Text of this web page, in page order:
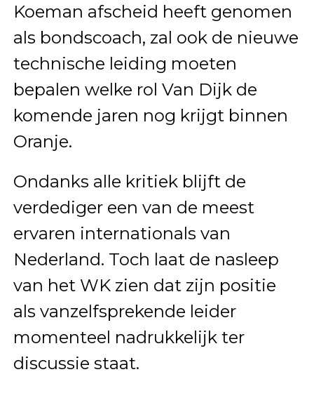
Koeman afscheid heeft genomen
als bondscoach, zal ook de nieuwe
technische leiding moeten
bepalen welke rol Van Dijk de
komende jaren nog krijgt binnen
Oranje.
Ondanks alle kritiek blijft de
verdediger een van de meest
ervaren internationals van
Nederland. Toch laat de nasleep
van het WK zien dat zijn positie
als vanzelfsprekende leider
momenteel nadrukkelijk ter
discussie staat.